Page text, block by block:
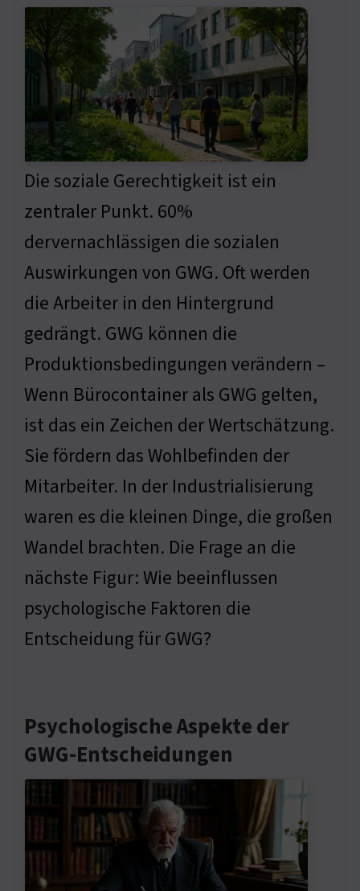
Die soziale Gerechtigkeit ist ein
zentraler Punkt. 60%
dervernachlässigen die sozialen
Auswirkungen von GWG. Oft werden
die Arbeiter in den Hintergrund
gedrängt. GWG können die
Produktionsbedingungen verändern –
Wenn Bürocontainer als GWG gelten,
ist das ein Zeichen der Wertschätzung.
Sie fördern das Wohlbefinden der
Mitarbeiter. In der Industrialisierung
waren es die kleinen Dinge, die großen
Wandel brachten. Die Frage an die
nächste Figur: Wie beeinflussen
psychologische Faktoren die
Entscheidung für GWG?
Psychologische Aspekte der
GWG-Entscheidungen